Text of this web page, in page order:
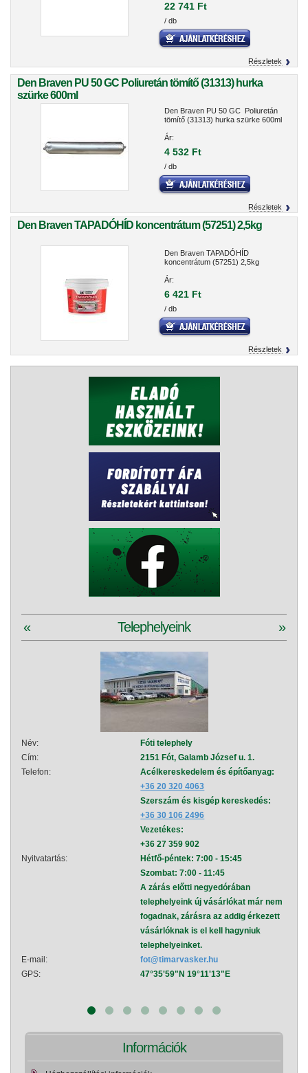
22 741 Ft
/ db
Részletek
Den Braven PU 50 GC Poliuretán tömítő (31313) hurka
szürke 600ml
Den Braven PU 50 GC Poliuretán
tömítő (31313) hurka szürke 600ml
Ár:
4 532 Ft
/ db
Részletek
Den Braven TAPADÓHÍD koncentrátum (57251) 2,5kg
Den Braven TAPADÓHÍD
koncentrátum (57251) 2,5kg
Ár:
6 421 Ft
/ db
Részletek
Telephelyeink
« »
Név:
Fóti telephely
Cím:
2151 Fót, Galamb József u. 1.
Telefon:
Acélkereskedelem és építőanyag:
+36 20 320 4063
Szerszám és kisgép kereskedés:
+36 30 106 2496
Vezetékes:
+36 27 359 902
Nyitvatartás:
Hétfő-péntek: 7:00 - 15:45
Szombat: 7:00 - 11:45
A zárás előtti negyedórában
telephelyeink új vásárlókat már nem
fogadnak, zárásra az addig érkezett
vásárlóknak is el kell hagyniuk
telephelyeinket.
E-mail:
fot@timarvasker.hu
GPS:
47°35'59"N 19°11'13"E
Információk